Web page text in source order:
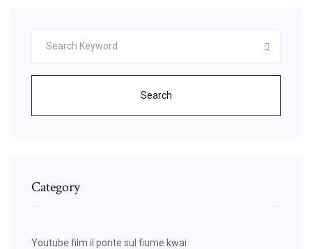
Search
Category
Youtube film il ponte sul fiume kwai